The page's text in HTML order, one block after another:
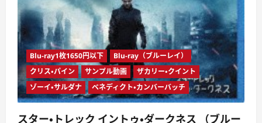
Blu-ray1枚1650円以下
Blu-ray（ブルーレイ）
クリス・パイン
サンプル動画
ザカリー・クイント
ゾーイ・サルダナ
ベネディクト・カンバーバッチ
スター・トレック イントゥ・ダークネス （ブルー